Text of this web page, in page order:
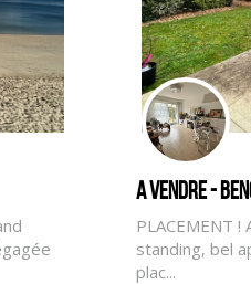
A vendre -
PLACEMENT
standing, bel
plac...